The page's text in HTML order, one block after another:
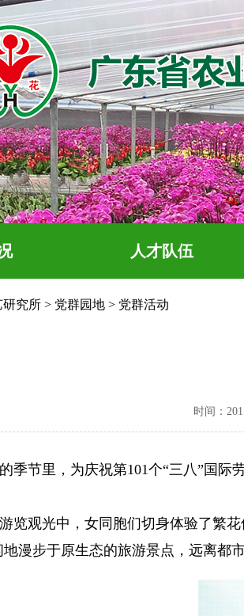
人才队伍
研究所 > 党群园地 > 党群活动
时间：
节里，为庆祝第101个“三八”国际
观光中，女同胞们切身体验了繁花
漫步于原生态的旅游景点，远离都